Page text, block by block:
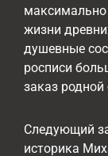
максимально
жизни
душевные
росписи
заказ
Следующий
историка